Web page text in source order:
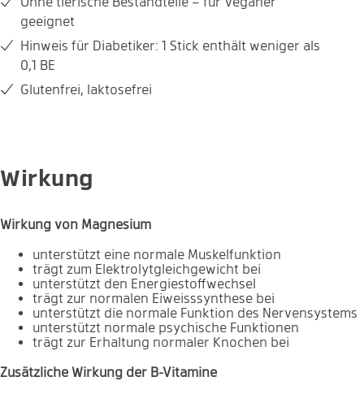
2 6 12
geeignet
Hinweis für Diabetiker: 1 Stick enthält weniger als
0,1 BE
Glutenfrei, laktosefrei
Wirkung
Wirkung von Magnesium
unterstützt eine normale Muskelfunktion
trägt zum Elektrolytgleichgewicht bei
unterstützt den Energiestoffwechsel
trägt zur normalen Eiweisssynthese bei
unterstützt die normale Funktion des Nervensystems
unterstützt normale psychische Funktionen
trägt zur Erhaltung normaler Knochen bei
Zusätzliche Wirkung der B-Vitamine